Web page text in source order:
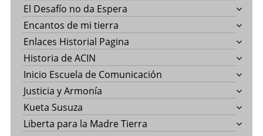
El Desafío no da Espera
Encantos de mi tierra
Enlaces Historial Pagina
Historia de ACIN
Inicio Escuela de Comunicación
Justicia y Armonía
Kueta Susuza
Liberta para la Madre Tierra